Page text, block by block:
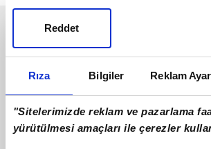
Rıza Bilgiler Reklam
"Sitelerimizde reklam ve pazarlama
yürütülmesi amaçları ile çerezler
Reddet
SON 24 SAAT